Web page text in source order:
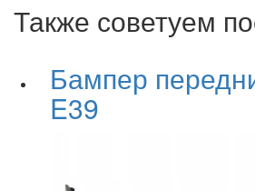
Также советуем
Бампер
E39